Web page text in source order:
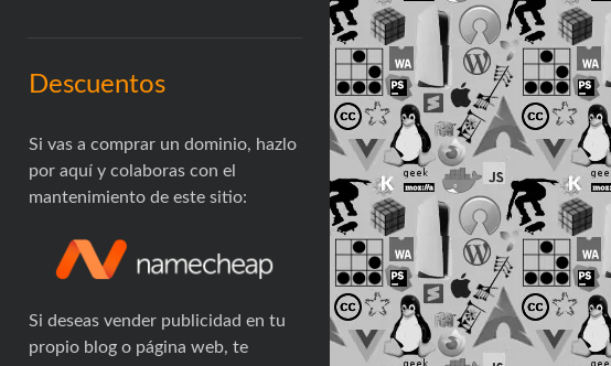
Descuentos
Si vas a comprar un dominio, hazlo
por aquí y colaboras con el
mantenimiento de este sitio:
Si deseas vender publicidad en tu
propio blog o página web, te